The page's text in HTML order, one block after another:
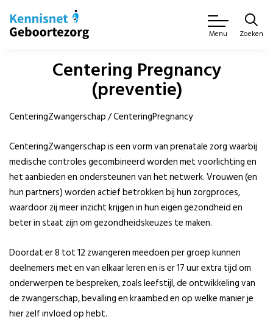
Menu Zoeken
Centering Pregnancy
(preventie)
CenteringZwangerschap / CenteringPregnancy
CenteringZwangerschap is een vorm van prenatale zorg waarbij
medische controles gecombineerd worden met voorlichting en
het aanbieden en ondersteunen van het netwerk. Vrouwen (en
hun partners) worden actief betrokken bij hun zorgproces,
waardoor zij meer inzicht krijgen in hun eigen gezondheid en
beter in staat zijn om gezondheidskeuzes te maken.
Doordat er 8 tot 12 zwangeren meedoen per groep kunnen
deelnemers met en van elkaar leren en is er 17 uur extra tijd om
onderwerpen te bespreken, zoals leefstijl, de ontwikkeling van
de zwangerschap, bevalling en kraambed en op welke manier je
hier zelf invloed op hebt.